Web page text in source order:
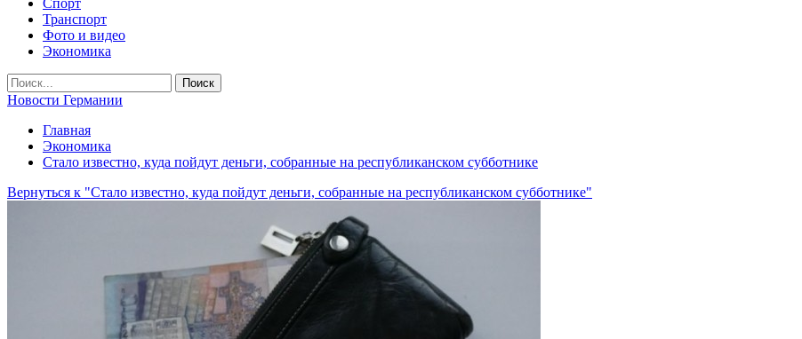
Спорт
Транспорт
Фото и видео
Экономика
Новости Германии
Главная
Экономика
Стало известно, куда пойдут деньги, собранные на республиканском субботнике
Вернуться к "Стало известно, куда пойдут деньги, собранные на республиканском субботнике"